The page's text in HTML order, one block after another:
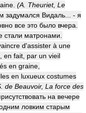
(A. Theuriet, Le
задумался Видаль... - я
все это было вчера.
матронами.
d'assister à une
en fait, par un vieil
en graine,
en luxueux costumes
de Beauvoir, La force des
на вечере
ловким старым